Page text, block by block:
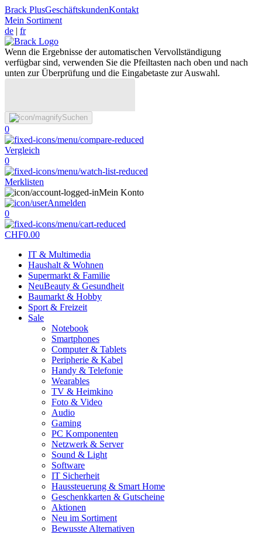
Brack PlusGeschäftskundenKontakt
Mein Sortiment
de | fr
Wenn die Ergebnisse der automatischen Vervollständigung
verfügbar sind, verwenden Sie die Pfeiltasten nach oben und nach
unten zur Überprüfung und die Eingabetaste zur Auswahl.
Suchen
0
Vergleich
0
Merklisten
Mein Konto
Anmelden
0
CHF0.00
IT & Multimedia
Haushalt & Wohnen
Supermarkt & Familie
NeuBeauty & Gesundheit
Baumarkt & Hobby
Sport & Freizeit
Sale
Notebook
Smartphones
Computer & Tablets
Peripherie & Kabel
Handy & Telefonie
Wearables
TV & Heimkino
Foto & Video
Audio
Gaming
PC Komponenten
Netzwerk & Server
Sound & Light
Software
IT Sicherheit
Haussteuerung & Smart Home
Geschenkkarten & Gutscheine
Aktionen
Neu im Sortiment
Bewusste Alternativen